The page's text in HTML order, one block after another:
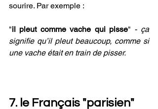
sourire. Par exemple :
"il pleut comme vache qui pisse" - ça
signifie qu’il pleut beaucoup, comme si
une vache était en train de pisser.
7. le Français "parisien"